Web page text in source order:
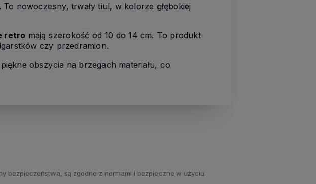
nowoczesny, trwały tiul, w kolorze głębokiej
retro mają szerokość od 10 do 14 cm. To produkt
czy przedramion.
obszycia na brzegach materiału, co
bezpieczeństwa, są zgodne z normami i bezpieczne w użyciu.